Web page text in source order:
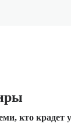
кто крадет